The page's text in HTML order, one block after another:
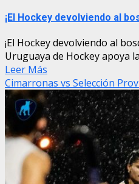
¡El Hockey devolviendo al
¡El Hockey devolviendo al
Uruguaya de Hockey apoya
Leer Más
Cimarronas vs Selección